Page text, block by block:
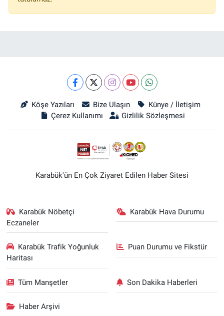
Köşe Yazıları Bize Ulaşın
Künye / İletişim
Çerez Kullanımı
Gizlilik Sözleşmesi
Karabük'ün En Çok Ziyaret Edilen Haber Sitesi
Karabük Nöbetçi
Eczaneler
Karabük Hava Durumu
Karabük Trafik Yoğunluk
Haritası
Puan Durumu ve Fikstür
Tüm Manşetler Son Dakika Haberleri
Haber Arşivi